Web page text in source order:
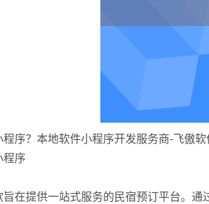
序？本地软件小程序开发服务商-飞傲软
程序
在提供一站式服务的民宿预订平台。